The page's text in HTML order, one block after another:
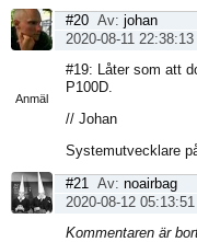
Anmäl
#20 Av: johan
2020-08-11 22:38:13
#19: Låter som att
P100D.
// Johan
Systemutvecklare
#21 Av: noairbag
2020-08-12 05:13:51
Kommentaren är